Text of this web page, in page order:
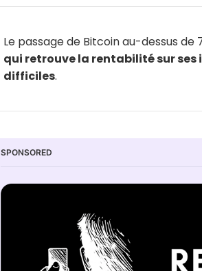
Le passage de Bitcoin au-dessus
qui retrouve la rentabilité sur
difficiles.
SPONSORED